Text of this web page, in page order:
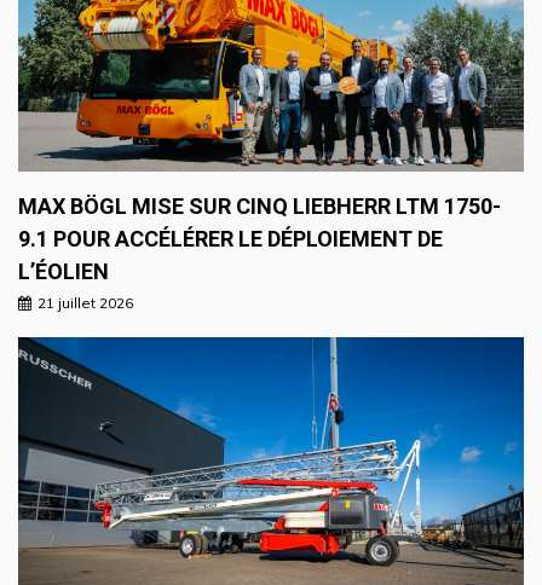
MAX BÖGL MISE SUR CINQ LIEBHERR LTM 1750-
9.1 POUR ACCÉLÉRER LE DÉPLOIEMENT DE
L’ÉOLIEN
21 juillet 2026